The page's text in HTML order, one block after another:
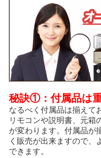
秘訣①：付属品は
なるべく付属品は揃えて
リモコンや説明書、元箱
が変わります。付属品が
く販売が出来ますので、
できます。